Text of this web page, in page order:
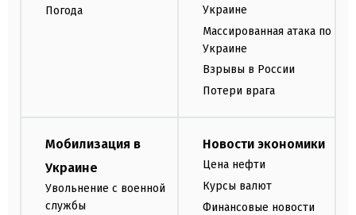
Погода
Украине
Массированная атака по
Украине
Взрывы в России
Потери врага
Мобилизация в
Украине
Увольнение с военной
службы
Новости экономики
Цена нефти
Курсы валют
Финансовые новости